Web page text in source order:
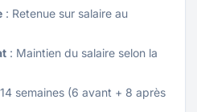
: Retenue sur salaire au
: Maintien du salaire selon la
semaines (6 avant + 8 après